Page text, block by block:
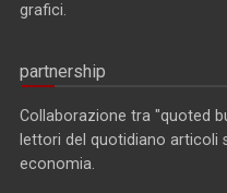
grafici.
partnership
Collaborazione tra "quoted
lettori del quotidiano articoli
economia.